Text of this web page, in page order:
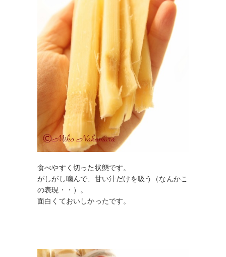
食べやすく切った状態です。
がしがし噛んで、甘い汁だけを吸う（なんかこ
の表現・・）。
面白くておいしかったです。